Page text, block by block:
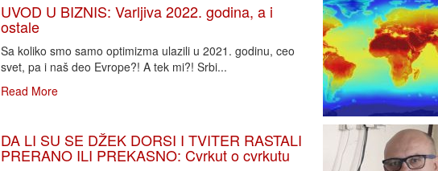
UVOD U BIZNIS: Varljiva 2022. godina, a i
ostale
Sa koliko smo samo optimizma ulazili u 2021. godinu, ceo
svet, pa i naš deo Evrope?! A tek mi?! Srbi...
Read More
DA LI SU SE DŽEK DORSI I TVITER RASTALI
PRERANO ILI PREKASNO: Cvrkut o cvrkutu